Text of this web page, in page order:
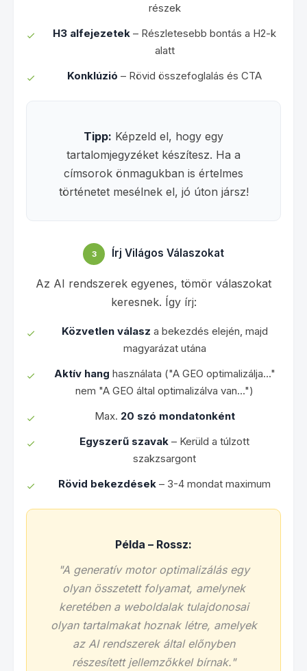
részek
H3 alfejezetek – Részletesebb bontás a H2-k
alatt
Konklúzió – Rövid összefoglalás és CTA
Tipp: Képzeld el, hogy egy
tartalomjegyzéket készítesz. Ha a
címsorok önmagukban is értelmes
történetet mesélnek el, jó úton jársz!
3 Írj Világos Válaszokat
Az AI rendszerek egyenes, tömör válaszokat
keresnek. Így írj:
Közvetlen válasz a bekezdés elején, majd
magyarázat utána
Aktív hang használata ("A GEO optimalizálja..."
nem "A GEO által optimalizálva van...")
Max. 20 szó mondatonként
Egyszerű szavak – Kerüld a túlzott
szakzsargont
Rövid bekezdések – 3-4 mondat maximum
Példa – Rossz:
"A generatív motor optimalizálás egy
olyan összetett folyamat, amelynek
keretében a weboldalak tulajdonosai
olyan tartalmakat hoznak létre, amelyek
az AI rendszerek által előnyben
részesített jellemzőkkel bírnak."